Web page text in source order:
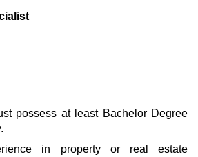
possess at least Bachelor Degree
in property or real estate